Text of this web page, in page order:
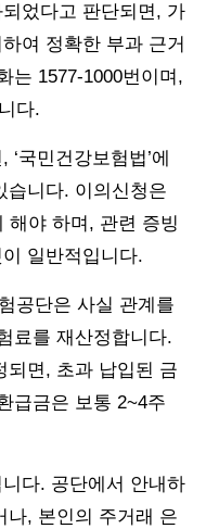
었다고 판단되면, 가
여 정확한 부과 근거
는 1577-1000번이며,
다.
국민건강보험법’에
습니다. 이의신청은
해야 하며, 관련 증빙
일반적입니다.
공단은 사실 관계를
료를 재산정합니다.
되면, 초과 납입된 금
급금은 보통 2~4주
다. 공단에서 안내하
나, 본인의 주거래 은